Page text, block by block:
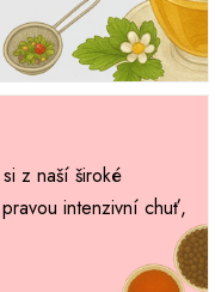
z naší široké
intenzivní chuť,